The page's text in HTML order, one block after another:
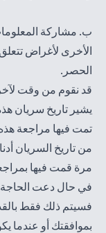
ب. مشاركة
الأخرى لأغراض
الحصر.
قد نقوم من وقت
يشير تاريخ سريان
تمت فيها مراجعة هذه
من تاريخ السريان
مرة قمت فيها
في حال دعت الحاجة
فسيتم ذلك فقط
بموافقتك أو عندما